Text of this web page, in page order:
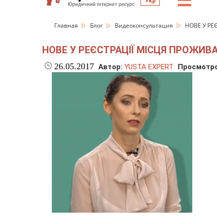
Главная Блог Видеоконсультация НОВЕ У
НОВЕ У РЕЄСТРАЦІЇ МІСЦЯ
26.05.2017 Автор: YUSTA EXPERT